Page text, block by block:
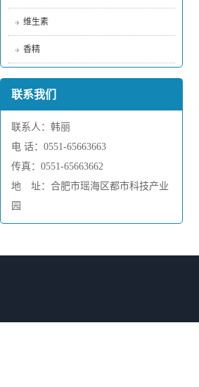
维生素
香精
联系我们
联系人：韩丽
电 话：0551-65663663
传真：0551-65663662
地 址：合肥市瑶海区都市科技产业
园